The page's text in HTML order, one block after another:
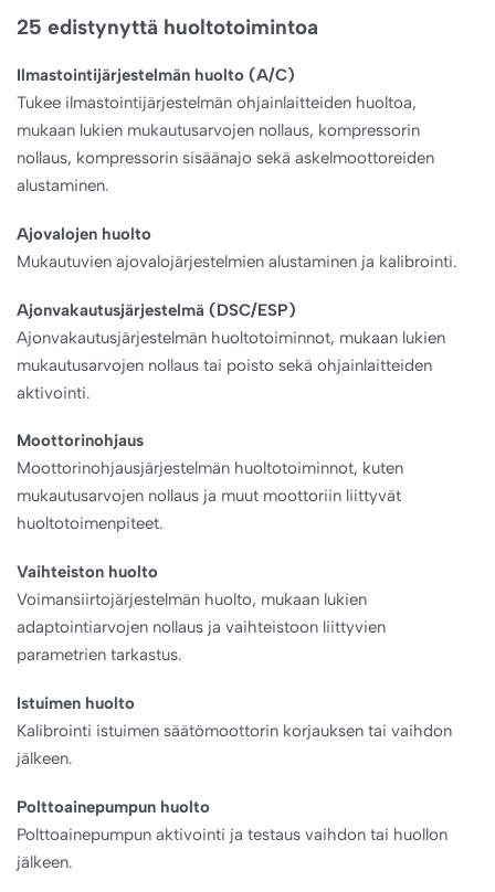
25 edistynyttä huoltotoimintoa
Ilmastointijärjestelmän huolto (A/C)
Tukee ilmastointijärjestelmän ohjainlaitteiden huoltoa,
mukaan lukien mukautusarvojen nollaus, kompressorin
nollaus, kompressorin sisäänajo sekä askelmoottoreiden
alustaminen.
Ajovalojen huolto
Mukautuvien ajovalojärjestelmien alustaminen ja kalibrointi.
Ajonvakautusjärjestelmä (DSC/ESP)
Ajonvakautusjärjestelmän huoltotoiminnot, mukaan lukien
mukautusarvojen nollaus tai poisto sekä ohjainlaitteiden
aktivointi.
Moottorinohjaus
Moottorinohjausjärjestelmän huoltotoiminnot, kuten
mukautusarvojen nollaus ja muut moottoriin liittyvät
huoltotoimenpiteet.
Vaihteiston huolto
Voimansiirtojärjestelmän huolto, mukaan lukien
adaptointiarvojen nollaus ja vaihteistoon liittyvien
parametrien tarkastus.
Istuimen huolto
Kalibrointi istuimen säätömoottorin korjauksen tai vaihdon
jälkeen.
Polttoainepumpun huolto
Polttoainepumpun aktivointi ja testaus vaihdon tai huollon
jälkeen.